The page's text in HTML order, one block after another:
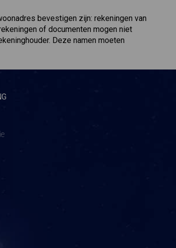
bevestigen zijn: rekeningen van
of documenten mogen niet
Deze namen moeten